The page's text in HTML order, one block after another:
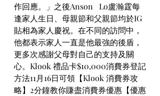
作回應。」之後Anson   Lo盧瀚霆每
逢家人生日、母親節和父親節均於IG
貼相為家人慶祝。在不同的訪問中，
他都表示家人一直是他最強的後盾，
更多次感謝父母對自己的支持及關
心。Klook 禮品卡$10,000消費券登記
方法11月16日可領【Klook 消費券攻
略】2分鐘教你賺盡消費券優惠【優惠